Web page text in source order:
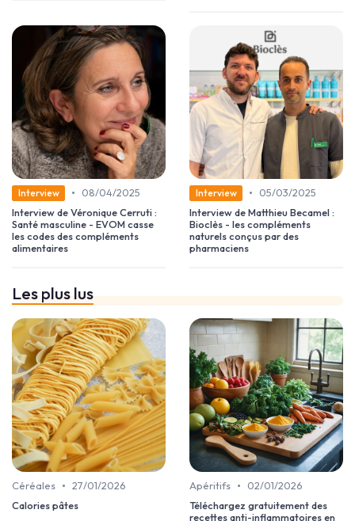
Interview •
08/04/2025
Interview de Véronique Cerruti :
Santé masculine - EVOM casse
les codes des compléments
alimentaires
Interview •
05/03/2025
Interview de Matthieu Becamel :
Bioclès - les compléments
naturels conçus par des
pharmaciens
Les plus lus
Céréales • 27/01/2026
Calories pâtes
Apéritifs •
02/01/2026
Téléchargez gratuitement des
recettes anti-inflammatoires en